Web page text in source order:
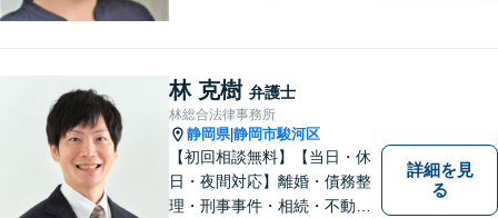
い、解決策を見つけていきま
す。一人で悩まずご相談くだ
さい【駐車場あり】
林 克樹 弁護士
林総合法律事務所
静岡県|静岡市駿河区
【初回相談無料】【当日・休
日・夜間対応】離婚・債務整
理・刑事事件・相続・不動産
詳細を見
る